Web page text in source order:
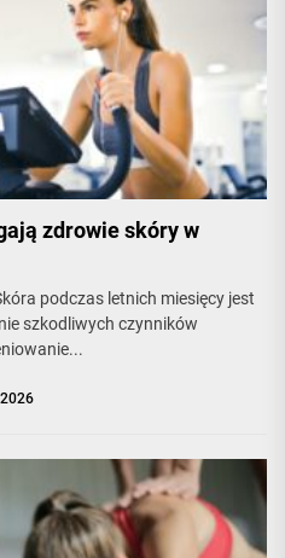
zdrowie skóry w
podczas letnich miesięcy jest
szkodliwych czynników